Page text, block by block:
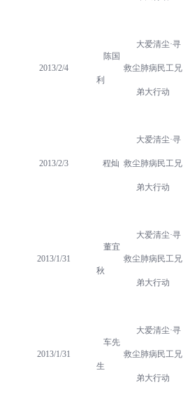
2013/2/4
陈国
利
大爱清尘·寻
救尘肺病民工兄
弟大行动
2013/2/3 程灿
大爱清尘·寻
救尘肺病民工兄
弟大行动
2013/1/31
董宜
秋
大爱清尘·寻
救尘肺病民工兄
弟大行动
2013/1/31
车先
生
大爱清尘·寻
救尘肺病民工兄
弟大行动